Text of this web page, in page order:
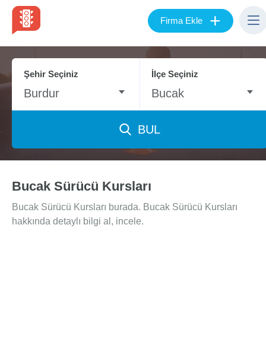
Firma Ekle +
Şehir Seçiniz
Burdur
İlçe Seçiniz
Bucak
BUL
Bucak Sürücü Kursları
Bucak Sürücü Kursları burada. Bucak Sürücü Kursları
hakkında detaylı bilgi al, incele.